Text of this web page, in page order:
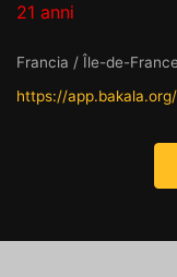
21 anni
Francia / Île-de-
https://